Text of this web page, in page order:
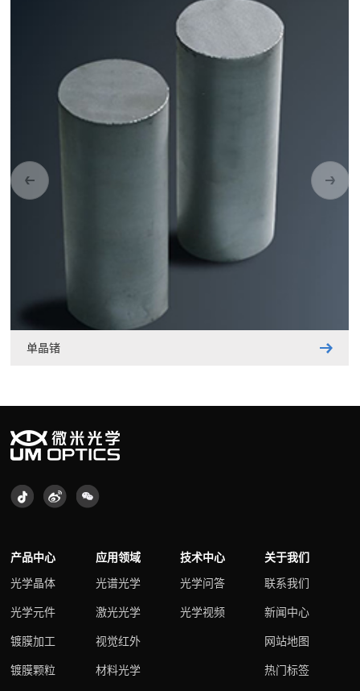
单晶锗
产品中心
光学晶体
光学元件
镀膜加工
镀膜颗粒
应用领域
光谱光学
激光光学
视觉红外
材料光学
技术中心
光学问答
光学视频
关于我们
联系我们
新闻中心
网站地图
热门标签